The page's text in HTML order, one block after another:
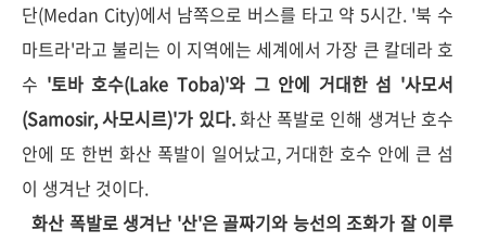
단(Medan City)에서 남쪽으로 버스를 타고 약 5시간. '북 수
마트라'라고 불리는 이 지역에는 세계에서 가장 큰 칼데라 호
수 '토바 호수(Lake Toba)'와 그 안에 거대한 섬 '사모서
(Samosir, 사모시르)'가 있다.화산 폭발로 인해 생겨난 호수
안에 또 한번 화산 폭발이 일어났고, 거대한 호수 안에 큰 섬
이 생겨난 것이다.
화산 폭발로 생겨난 '산'은 골짜기와 능선의 조화가 잘 이루